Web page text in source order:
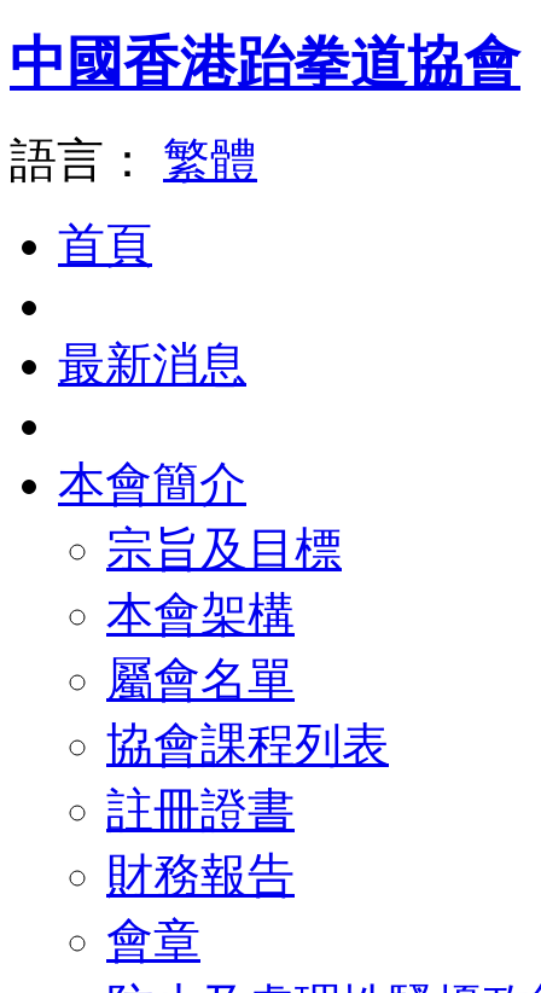
中國香港跆拳道協會
語言： 繁體
首頁
最新消息
本會簡介
宗旨及目標
本會架構
屬會名單
協會課程列表
註冊證書
財務報告
會章